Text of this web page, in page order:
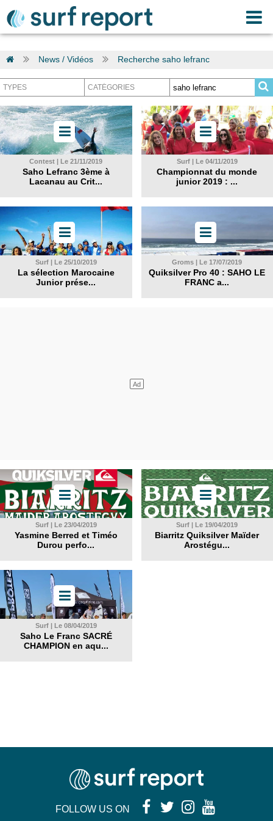
News / Vidéos Recherche saho lefranc
Contest | Le 21/11/2019
Saho Lefranc 3ème à
Lacanau au Crit...
Surf | Le 04/11/2019
Championnat du monde
junior 2019 : ...
Surf | Le 25/10/2019
La sélection Marocaine
Junior prése...
Groms | Le 17/07/2019
Quiksilver Pro 40 : SAHO LE
FRANC a...
Surf | Le 23/04/2019
Yasmine Berred et Timéo
Durou perfo...
Surf | Le 19/04/2019
Biarritz Quiksilver Maïder
Arostégu...
Surf | Le 08/04/2019
Saho Le Franc SACRÉ
CHAMPION en aqu...
FOLLOW US ON